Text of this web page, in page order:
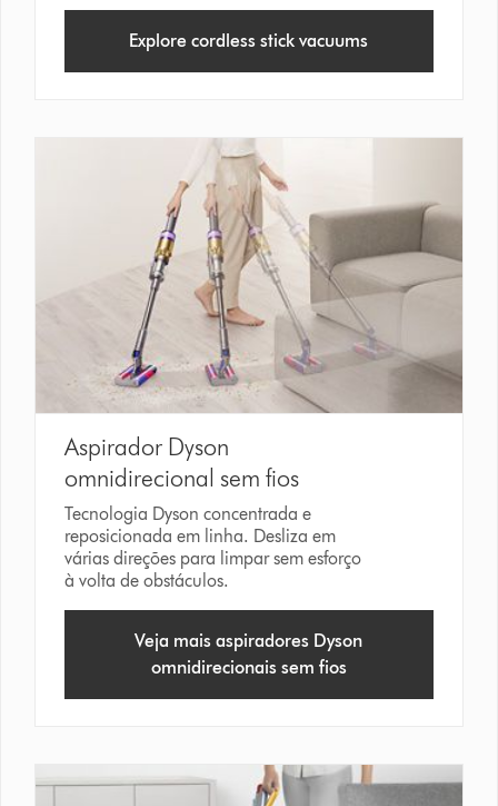
Explore cordless stick vacuums
Aspirador Dyson
omnidirecional sem fios
Tecnologia Dyson concentrada e
reposicionada em linha. Desliza em
várias direções para limpar sem esforço
à volta de obstáculos.
Veja mais aspiradores Dyson
omnidirecionais sem fios